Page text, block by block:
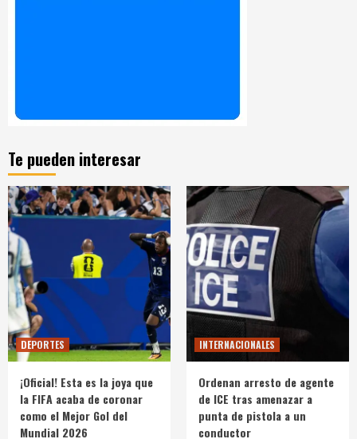
Te pueden interesar
DEPORTES
¡Oficial! Esta es la joya que
la FIFA acaba de coronar
como el Mejor Gol del
Mundial 2026
INTERNACIONALES
Ordenan arresto de agente
de ICE tras amenazar a
punta de pistola a un
conductor